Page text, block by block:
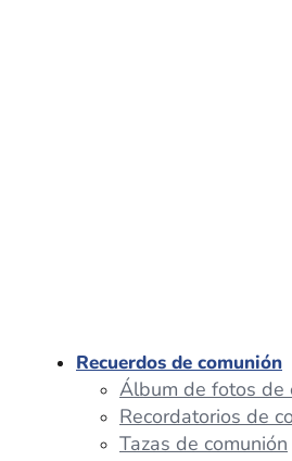
Recuerdos de comunión
Álbum de fotos de
Recordatorios de
Tazas de comunión